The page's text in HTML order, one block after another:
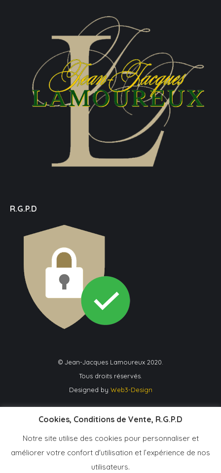
R.G.P.D
© Jean-Jacques Lamoureux 2020.
Tous droits réservés.
Designed by Web3-Design
L’abus d’alcool est dangereux pour la santé, à consommer avec modération !
Cookies, Conditions de Vente, R.G.P.D
Notre site utilise des cookies pour personnaliser et
améliorer votre confort d'utilisation et l’expérience de nos
utilisateurs.